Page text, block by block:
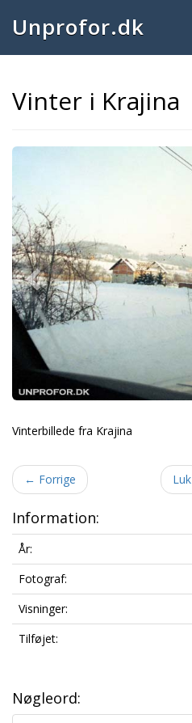
Unprofor.dk
Vinter i Krajina
Previous
Vinterbillede fra Krajina
← Forrige Luk
Information:
År:
Fotograf:
Visninger:
Tilføjet:
Nøgleord: